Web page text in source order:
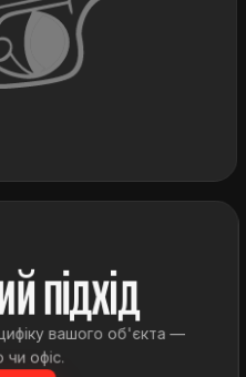
підхід
вашого об'єкта —
офіс.